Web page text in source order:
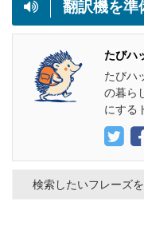
翻訳機を準
たびハ
たびハ
の暮ら
にする